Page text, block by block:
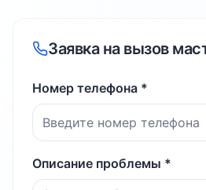
Заявка на вызов
Номер телефона *
Описание проблемы *